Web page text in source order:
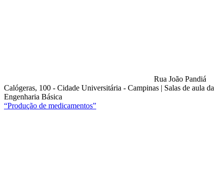
Rua João Pandiá
Calógeras, 100 - Cidade Universitária - Campinas | Salas de aula da
Engenharia Básica
“Produção de medicamentos”